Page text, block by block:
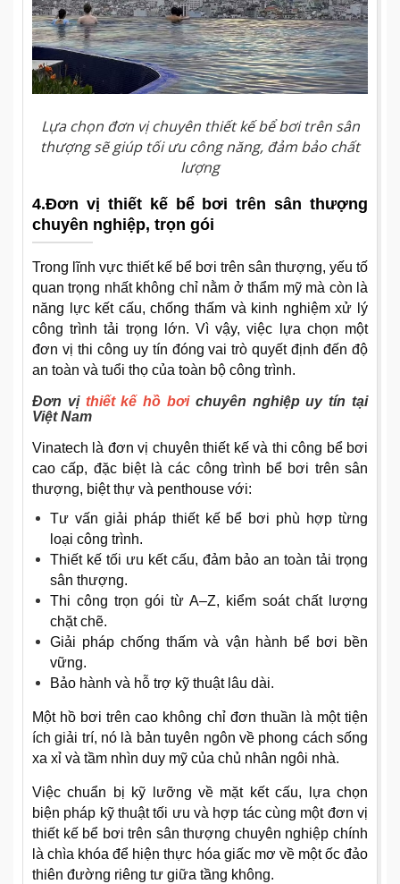
Lựa chọn đơn vị chuyên thiết kế bể bơi trên sân
thượng sẽ giúp tối ưu công năng, đảm bảo chất
lượng
4.Đơn vị thiết kế bể bơi trên sân thượng
chuyên nghiệp, trọn gói
Trong lĩnh vực thiết kế bể bơi trên sân thượng, yếu tố
quan trọng nhất không chỉ nằm ở thẩm mỹ mà còn là
năng lực kết cấu, chống thấm và kinh nghiệm xử lý
công trình tải trọng lớn. Vì vậy, việc lựa chọn một
đơn vị thi công uy tín đóng vai trò quyết định đến độ
an toàn và tuổi thọ của toàn bộ công trình.
Đơn vị thiết kế hồ bơichuyên nghiệp uy tín tại
Việt Nam
Vinatech là đơn vị chuyên thiết kế và thi công bể bơi
cao cấp, đặc biệt là các công trình bể bơi trên sân
thượng, biệt thự và penthouse với:
Tư vấn giải pháp thiết kế bể bơi phù hợp từng
loại công trình.
Thiết kế tối ưu kết cấu, đảm bảo an toàn tải trọng
sân thượng.
Thi công trọn gói từ A–Z, kiểm soát chất lượng
chặt chẽ.
Giải pháp chống thấm và vận hành bể bơi bền
vững.
Bảo hành và hỗ trợ kỹ thuật lâu dài.
Một hồ bơi trên cao không chỉ đơn thuần là một tiện
ích giải trí, nó là bản tuyên ngôn về phong cách sống
xa xỉ và tầm nhìn duy mỹ của chủ nhân ngôi nhà.
Việc chuẩn bị kỹ lưỡng về mặt kết cấu, lựa chọn
biện pháp kỹ thuật tối ưu và hợp tác cùng một đơn vị
thiết kế bể bơi trên sân thượng chuyên nghiệp chính
là chìa khóa để hiện thực hóa giấc mơ về một ốc đảo
thiên đường riêng tư giữa tầng không.